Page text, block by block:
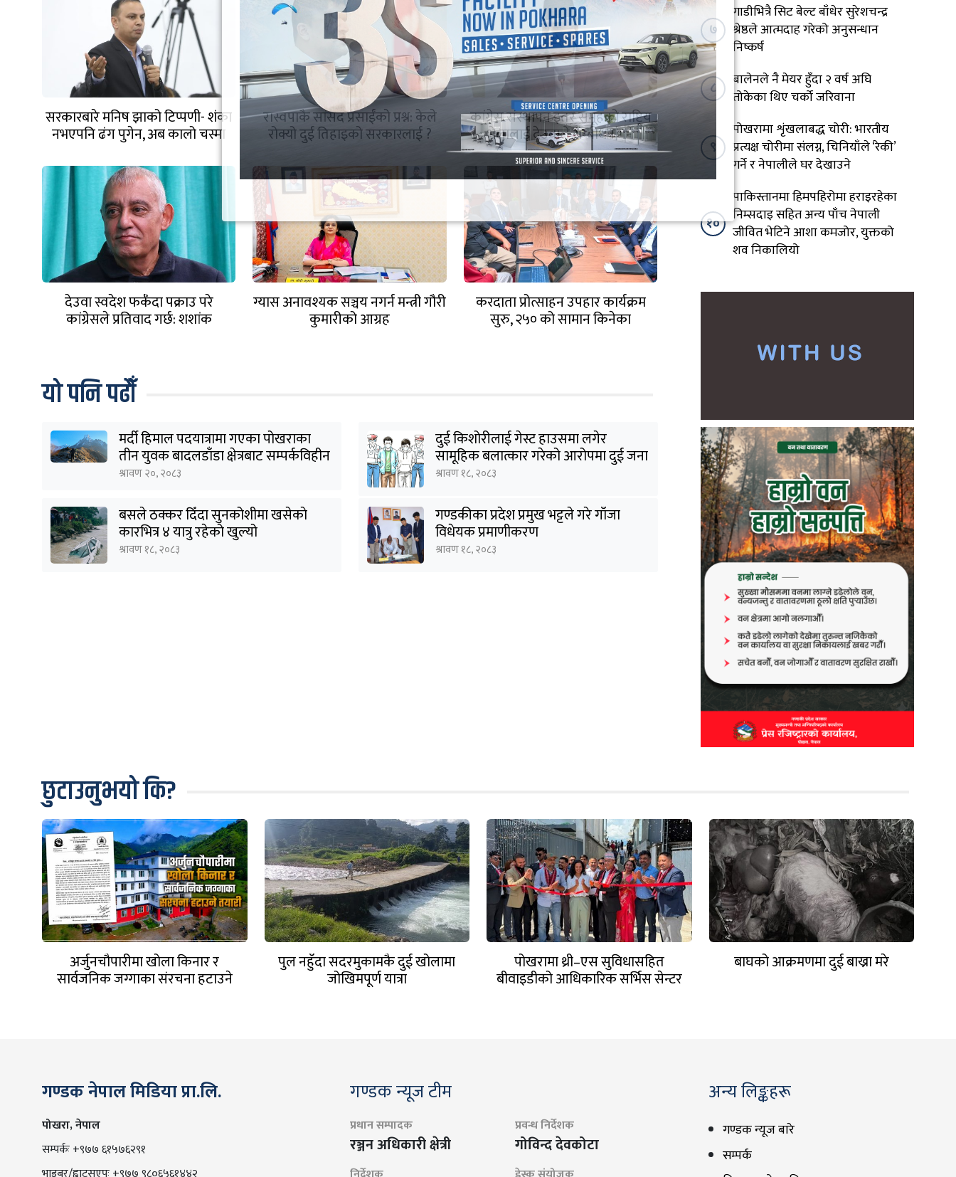
सरकारबारे मनिष झाको टिप्पणी- शंका
नभएपनि ढंग पुगेन, अब कालो चस्मा
रास्वपाकै सांसद प्रसाईंको प्रश्न: केले
रोक्यो दुई तिहाइको सरकारलाई ?
कांग्रेस संस्थापन इतर समूहको राष्ट्रिय
भेलालाई देउवाले सम्बोधन गर्ने
देउवा स्वदेश फर्कँदा पक्राउ परे
कांग्रेसले प्रतिवाद गर्छ: शशांक
ग्यास अनावश्यक सञ्चय नगर्न मन्त्री गौरी
कुमारीको आग्रह
करदाता प्रोत्साहन उपहार कार्यक्रम
सुरु, २५० को सामान किनेका
उपभोक्तालाई १० लाखको बम्पर उपहार
यो पनि पढौँ
मर्दी हिमाल पदयात्रामा गएका पोखराका
तीन युवक बादलडाँडा क्षेत्रबाट सम्पर्कविहीन
श्रावण २०, २०८३
दुई किशोरीलाई गेस्ट हाउसमा लगेर
सामूहिक बलात्कार गरेको आरोपमा दुई जना
पक्राउ
श्रावण १८, २०८३
बसले ठक्कर दिँदा सुनकोशीमा खसेकाे
कारभित्र ४ यात्रु रहेको खुल्यो
श्रावण १८, २०८३
गण्डकीका प्रदेश प्रमुख भट्टले गरे गाँजा
विधेयक प्रमाणीकरण
श्रावण १८, २०८३
७
गाडीभित्रै सिट बेल्ट बाँधेर सुरेशचन्द्र
श्रेष्ठले आत्मदाह गरेको अनुसन्धान
निष्कर्ष
८
बालेनले नै मेयर हुँदा २ वर्ष अघि
तोकेका थिए चर्को जरिवाना
९
पोखरामा शृंखलाबद्ध चोरी: भारतीय
प्रत्यक्ष चोरीमा संलग्न, चिनियाँले ‘रेकी’
गर्ने र नेपालीले घर देखाउने
१०
पाकिस्तानमा हिमपहिरोमा हराइरहेका
निम्सदाइ सहित अन्य पाँच नेपाली
जीवित भेटिने आशा कमजोर, युक्तको
शव निकालियो
छुटाउनुभयो कि?
अर्जुनचौपारीमा खोला किनार र
सार्वजनिक जग्गाका संरचना हटाउने
पुल नहुँदा सदरमुकामकै दुई खोलामा
जोखिमपूर्ण यात्रा
पोखरामा थ्री–एस सुविधासहित
बीवाइडीको आधिकारिक सर्भिस सेन्टर
बाघको आक्रमणमा दुई बाख्रा मरे
गण्डक नेपाल मिडिया प्रा.लि.
पोखरा, नेपाल
सम्पर्कः +९७७ ६१५७६२९१
गण्डक न्यूज टीम
प्रधान सम्पादक
रञ्जन अधिकारी क्षेत्री
प्रवन्ध निर्देशक
गोविन्द देवकोटा
अन्य लिङ्कहरू
गण्डक न्यूज बारे
सम्पर्क